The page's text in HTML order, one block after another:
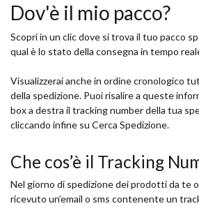
Dov'è il mio pacco?
Scopri in un clic dove si trova il tuo pacco
qual è lo stato della consegna in tempo
Visualizzerai anche in ordine cronologico
della spedizione. Puoi risalire a queste
box a destra il tracking number della tua
cliccando infine su Cerca Spedizione.
Che cos’è il Tracking
Nel giorno di spedizione dei prodotti da te
ricevuto un’email o sms contenente un